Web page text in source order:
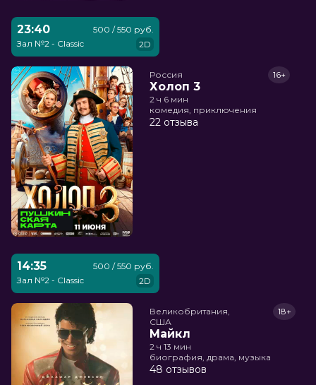
23:40
Зал №2 - Classic
500 / 550 руб.
2D
Россия
Холоп 3
16+
2 ч 6 мин
комедия, приключения
22 отзыва
14:35
Зал №2 - Classic
500 / 550 руб.
2D
Великобритания,
США
Майкл
18+
2 ч 13 мин
биография, драма, музыка
48 отзывов